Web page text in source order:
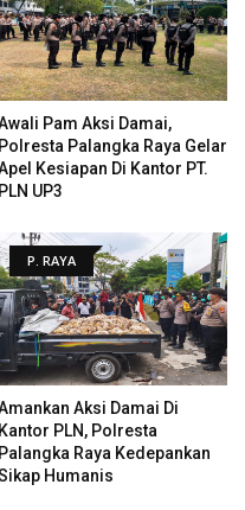
Pam Aksi Damai,
Polresta Palangka Raya Gelar
Kesiapan Di Kantor PT.
PLN UP3
P. RAYA
Aksi Damai Di
Kantor PLN, Polresta
Palangka Raya Kedepankan
Humanis